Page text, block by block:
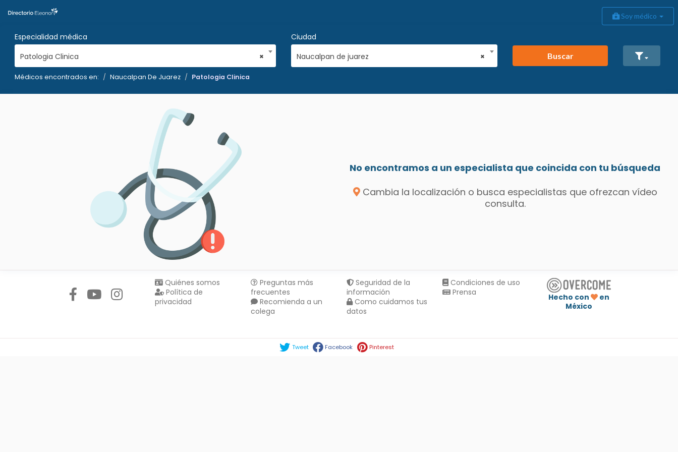
Soy médico
Especialidad médica
×
Patologia Clinica
Ciudad
×
Naucalpan de juarez Buscar
Médicos encontrados en: Naucalpan De Juarez Patologia Clinica
No encontramos a un especialista que coincida con tu búsqueda
Cambia la localización o busca especialistas que ofrezcan vídeo
consulta.
Quiénes somos
Política de
privacidad
Preguntas más
frecuentes
Recomienda a un
colega
Seguridad de la
información
Como cuidamos tus
datos
Condiciones de uso
Prensa
Hecho con
en
México
Tweet Facebook Pinterest